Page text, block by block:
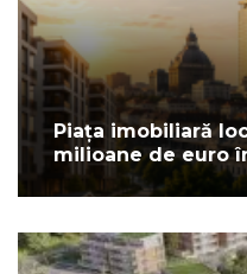
Piața imobiliară
milioane de euro